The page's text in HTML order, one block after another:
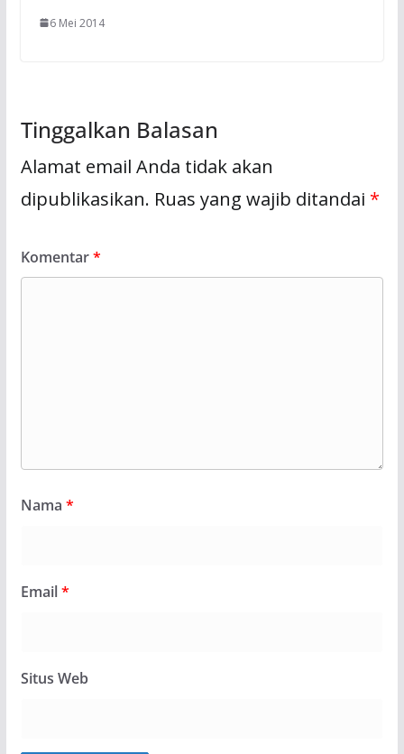
6 Mei 2014
Tinggalkan Balasan
Alamat email Anda tidak akan
dipublikasikan. Ruas yang wajib ditandai *
Komentar*
Nama *
Email*
Situs Web